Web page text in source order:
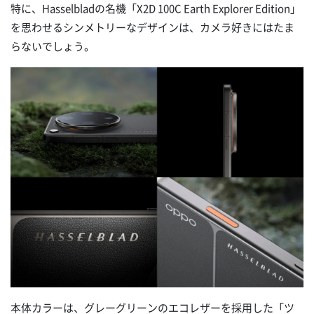
特に、Hasselbladの名機「X2D 100C Earth Explorer Edition」
を思わせるシンメトリーなデザインは、カメラ好きにはたま
らないでしょう。
本体カラーは、グレーグリーンのエコレザーを採用した「ツ